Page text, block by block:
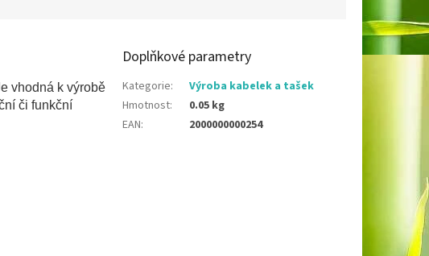
vhodná k výrobě
či funkční
Doplňkové parametry
Kategorie:
Výroba kabelek a tašek
Hmotnost:
0.05 kg
EAN: 2000000000254